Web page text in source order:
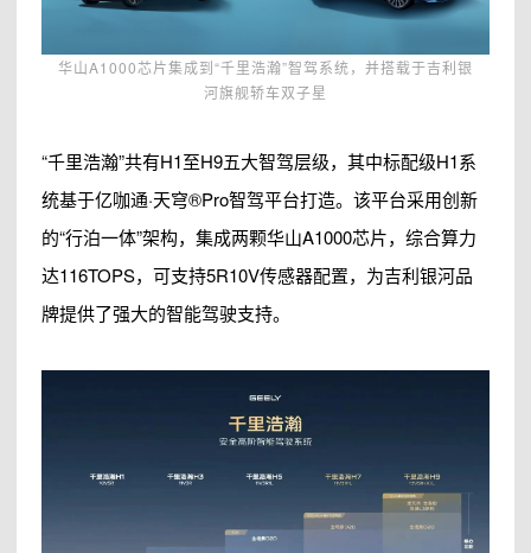
华山A1000芯片集成到“千里浩瀚”智驾系统，并搭载于吉利银
河旗舰轿车双子星
“千里浩瀚”共有H1至H9五大智驾层级，其中标配级H1系
统基于亿咖通·天穹®Pro智驾平台打造。该平台采用创新
的“行泊一体”架构，集成两颗华山A1000芯片，综合算力
达116TOPS，可支持5R10V传感器配置，为吉利银河品
牌提供了强大的智能驾驶支持。